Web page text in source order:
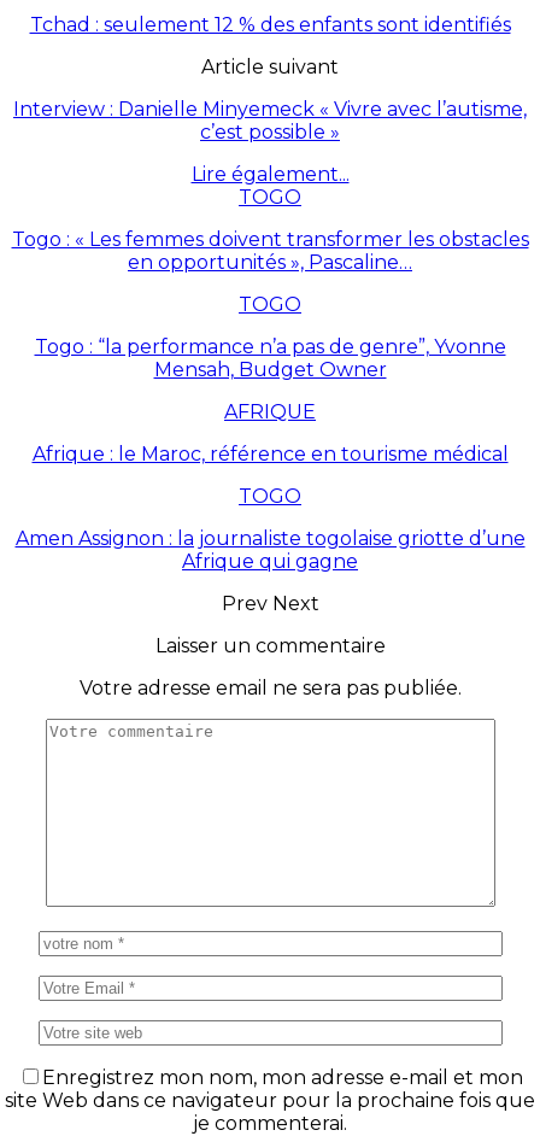
Tchad : seulement 12 % des enfants sont identifiés
Article suivant
Interview : Danielle Minyemeck « Vivre avec l’autisme,
c’est possible »
Lire également...
TOGO
Togo : « Les femmes doivent transformer les obstacles
en opportunités », Pascaline…
TOGO
Togo : “la performance n’a pas de genre”, Yvonne
Mensah, Budget Owner
AFRIQUE
Afrique : le Maroc, référence en tourisme médical
TOGO
Amen Assignon : la journaliste togolaise griotte d’une
Afrique qui gagne
Prev Next
Laisser un commentaire
Votre adresse email ne sera pas publiée.
Enregistrez mon nom, mon adresse e-mail et mon
site Web dans ce navigateur pour la prochaine fois que
je commenterai.